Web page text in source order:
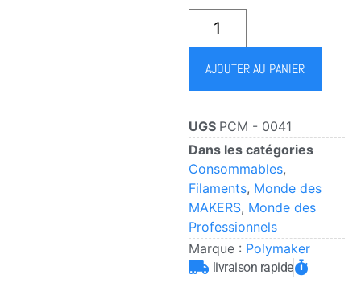
AJOUTER AU PANIER
UGS PCM - 0041
Dans les catégories
Consommables,
Filaments, Monde des
MAKERS, Monde des
Professionnels
Marque : Polymaker
livraison rapide